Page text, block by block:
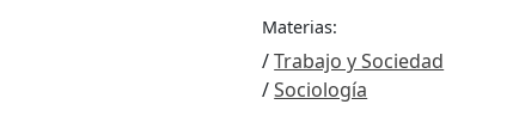
Materias:
/Trabajo y Sociedad
/Sociología